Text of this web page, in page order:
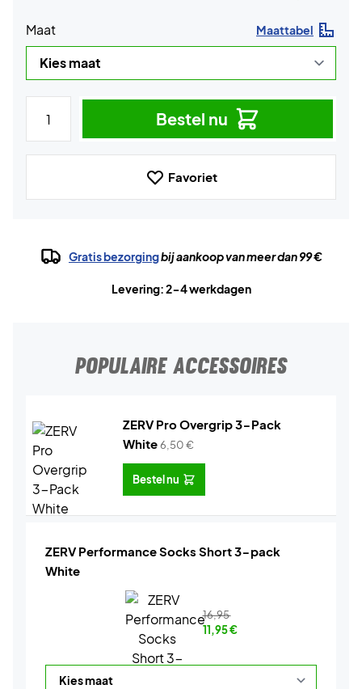
Maat Maattabel
Bestel nu
Favoriet
Gratis bezorgingbij aankoop van meer dan 99 €
Levering: 2-4 werkdagen
POPULAIRE ACCESSOIRES
ZERV Pro Overgrip 3-Pack
White6,50€
Bestel nu
ZERV Performance Socks Short 3-pack
White
16,95
11,95€